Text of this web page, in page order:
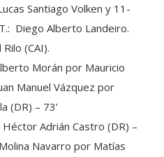
Santiago Volken y 11-
Diego Alberto Landeiro.
(CAI).
Morán por Mauricio
Manuel Vázquez por
(DR) – 73’
Adrián Castro (DR) –
Navarro por Matías